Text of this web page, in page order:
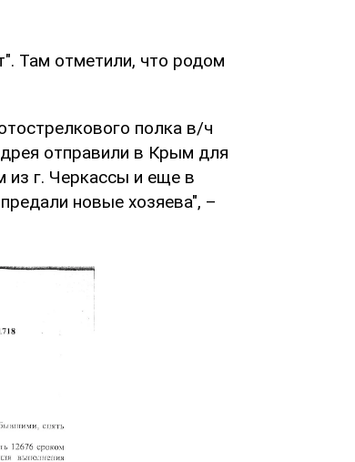
Там отметили, что родом
полка в/ч
отправили в Крым для
из г. Черкассы и еще в
новые хозяева", –